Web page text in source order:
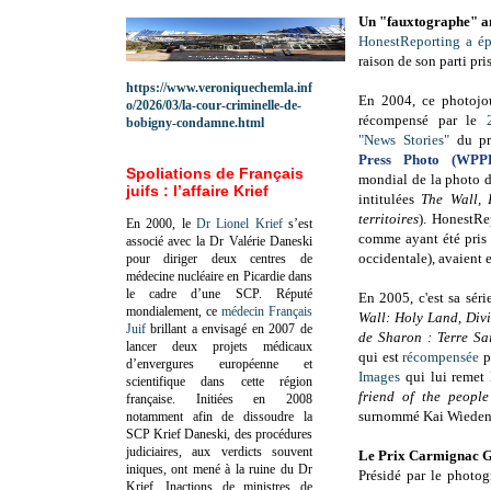
Un "fauxtographe"
HonestReporting a
raison de son parti
En 2004, ce
récompensé par le
"News Stories"du
Press Photo
mondial de la photo
intitulées The Wall,
territoires).
comme ayant été
occidentale), avaient
En 2005, c'est sa
Wall: Holy Land,
de Sharon : Terre
qui estrécompensée
Images qui lui remet
friend of the
surnommé Kai
Le Prix Carmignac
Présidé par le
https://www.veroniquechemla.inf
o/2026/03/la-cour-criminelle-de-
bobigny-condamne.html
Spoliations de Français
juifs : l’affaire Krief
En 2000, le Dr Lionel Kriefs’est
associé avec la Dr Valérie Daneski
pour diriger deux centres de
médecine nucléaire en Picardie dans
le cadre d’une SCP. Réputé
mondialement, ce médecin Français
Juif brillant a envisagé en 2007 de
lancer deux projets médicaux
d’envergures européenne et
scientifique dans cette région
française. Initiées en 2008
notamment afin de dissoudre la
SCP Krief Daneski, des procédures
judiciaires, aux verdicts souvent
iniques, ont mené à la ruine du Dr
Krief.Inactions de ministres de